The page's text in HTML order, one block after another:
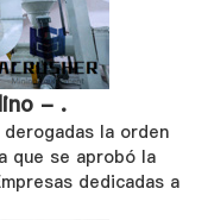
- .
la orden
que se aprobó la
dedicadas a